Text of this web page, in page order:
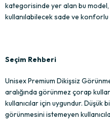
kategorisinde yer alan bu model,
kullanılabilecek sade ve
Seçim Rehberi
Unisex Premium Dikişsiz
aralığında görünmez çorap
kullanıcılar için uygundur. Düşük
görünmesini istemeyen